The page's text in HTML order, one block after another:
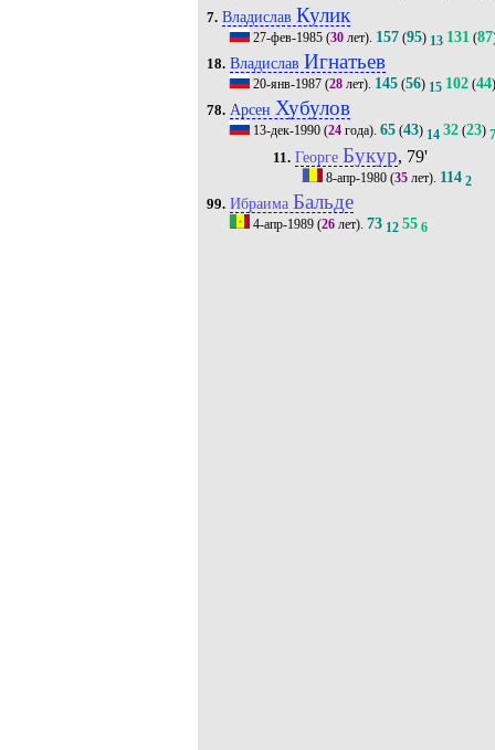
7. Владислав Кулик
27-фев-1985(30лет). 157(95) 13 131 (87
18. Владислав Игнатьев
20-янв-1987(28лет). 145(56) 15 102(44)
78. Арсен Хубулов
13-дек-1990(24года). 65(43) 14 32(23) 7
11. Георге Букур, 79'
8-апр-1980 (35 лет). 114 2
99. Ибраима Бальде
4-апр-1989(26лет). 73 12 55 6